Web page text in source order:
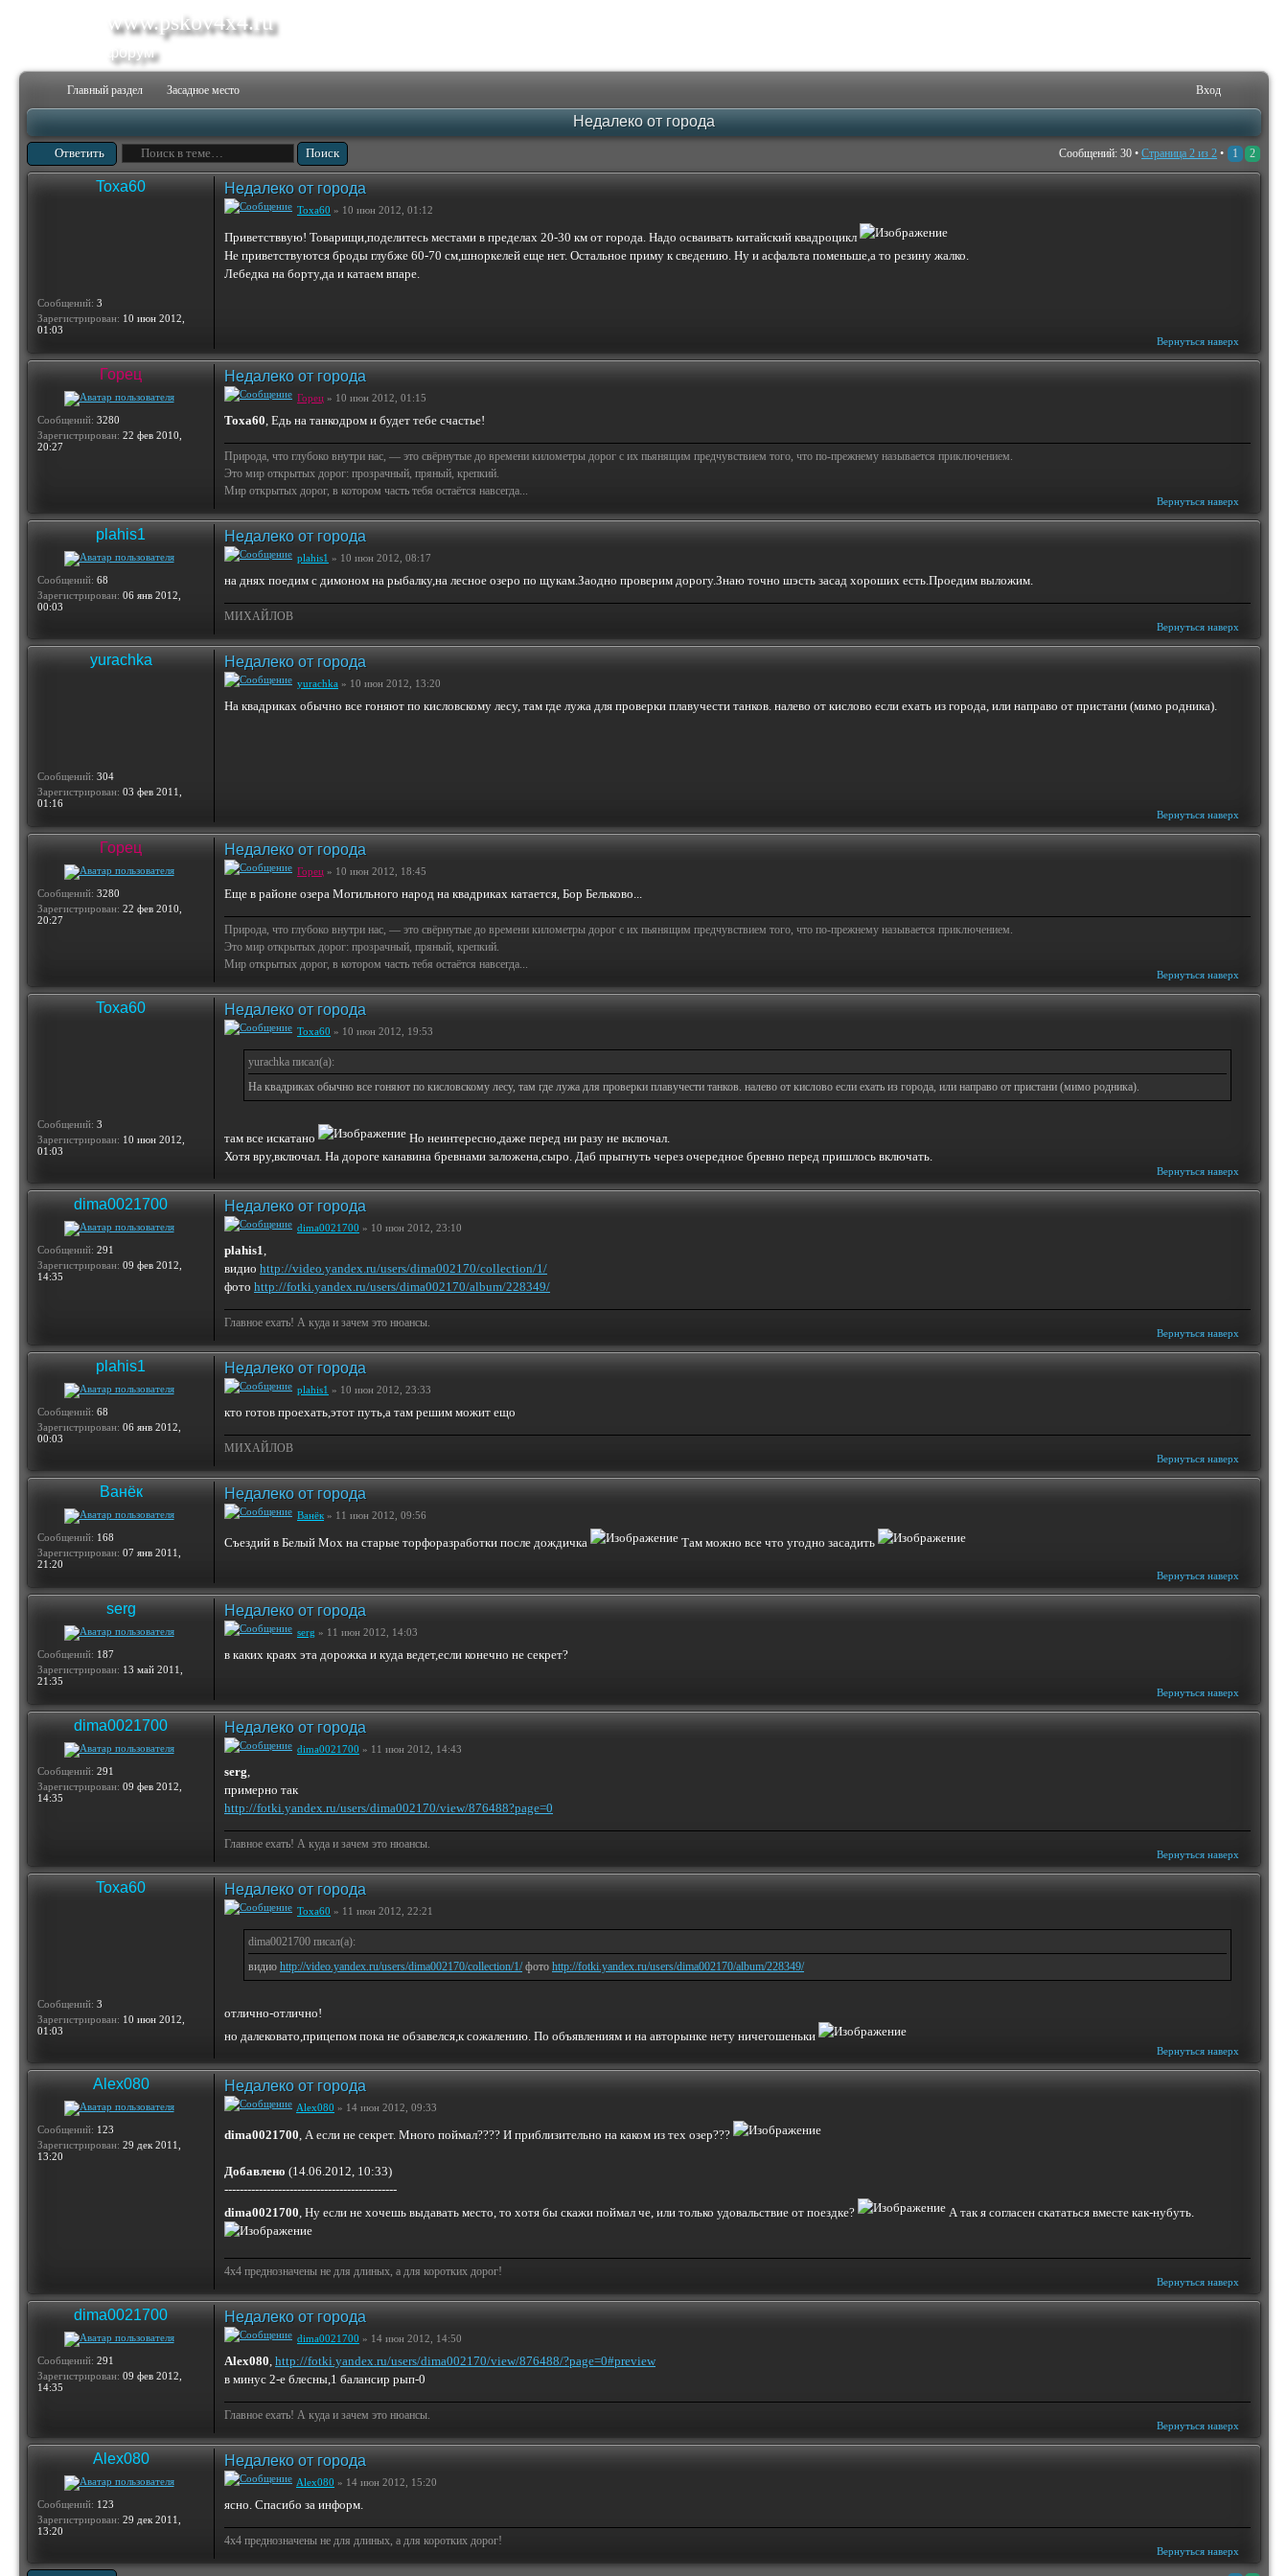
www.pskov4x4.ru
форум
Главный раздел Засадное место Вход
Недалеко от города
Ответить Сообщений: 30 • Страница 2 из 2 • 1 2
Toxa60
Сообщений: 3
Зарегистрирован: 10 июн 2012,
01:03
Недалеко от города
Toxa60 » 10 июн 2012, 01:12
Приветстввую! Товарищи,поделитесь местами в пределах 20-30 км от города. Надо осваивать китайский квадроцикл
Не приветствуются броды глубже 60-70 см,шноркелей еще нет. Остальное приму к сведению. Ну и асфальта поменьше,а то резину жалко.
Лебедка на борту,да и катаем впаре.
Вернуться наверх
Горец
Сообщений: 3280
Зарегистрирован: 22 фев 2010,
20:27
Недалеко от города
Горец » 10 июн 2012, 01:15
Toxa60, Едь на танкодром и будет тебе счастье!
Природа, что глубоко внутри нас, — это свёрнутые до времени километры дорог с их пьянящим предчувствием того, что по-прежнему называется приключением.
Это мир открытых дорог: прозрачный, пряный, крепкий.
Мир открытых дорог, в котором часть тебя остаётся навсегда...
Вернуться наверх
plahis1
Сообщений: 68
Зарегистрирован: 06 янв 2012,
00:03
Недалеко от города
plahis1 » 10 июн 2012, 08:17
на днях поедим с димоном на рыбалку,на лесное озеро по щукам.Заодно проверим дорогу.Знаю точно шэсть засад хороших есть.Проедим выложим.
МИХАЙЛОВ
Вернуться наверх
yurachka
Сообщений: 304
Зарегистрирован: 03 фев 2011,
01:16
Недалеко от города
yurachka » 10 июн 2012, 13:20
На квадриках обычно все гоняют по кисловскому лесу, там где лужа для проверки плавучести танков. налево от кислово если ехать из города, или направо от пристани (мимо родника).
Вернуться наверх
Горец
Сообщений: 3280
Зарегистрирован: 22 фев 2010,
20:27
Недалеко от города
Горец » 10 июн 2012, 18:45
Еще в районе озера Могильного народ на квадриках катается, Бор Бельково...
Природа, что глубоко внутри нас, — это свёрнутые до времени километры дорог с их пьянящим предчувствием того, что по-прежнему называется приключением.
Это мир открытых дорог: прозрачный, пряный, крепкий.
Мир открытых дорог, в котором часть тебя остаётся навсегда...
Вернуться наверх
Toxa60
Сообщений: 3
Зарегистрирован: 10 июн 2012,
01:03
Недалеко от города
Toxa60 » 10 июн 2012, 19:53
yurachka писал(а):
На квадриках обычно все гоняют по кисловскому лесу, там где лужа для проверки плавучести танков. налево от кислово если ехать из города, или направо от пристани (мимо родника).
там все искатано
Но неинтересно,даже перед ни разу не включал.
Хотя вру,включал. На дороге канавина бревнами заложена,сыро. Даб прыгнуть через очередное бревно перед пришлось включать.
Вернуться наверх
dima0021700
Сообщений: 291
Зарегистрирован: 09 фев 2012,
14:35
Недалеко от города
dima0021700 » 10 июн 2012, 23:10
plahis1,
видио http://video.yandex.ru/users/dima002170/collection/1/
фото http://fotki.yandex.ru/users/dima002170/album/228349/
Главное ехать! А куда и зачем это нюансы.
Вернуться наверх
plahis1
Сообщений: 68
Зарегистрирован: 06 янв 2012,
00:03
Недалеко от города
plahis1 » 10 июн 2012, 23:33
кто готов проехать,этот путь,а там решим можит ещо
МИХАЙЛОВ
Вернуться наверх
Ванёк
Сообщений: 168
Зарегистрирован: 07 янв 2011,
21:20
Недалеко от города
Ванёк » 11 июн 2012, 09:56
Съездий в Белый Мох на старые торфоразработки после дождичка Там можно все что угодно засадить
Вернуться наверх
serg
Сообщений: 187
Зарегистрирован: 13 май 2011,
21:35
Недалеко от города
serg » 11 июн 2012, 14:03
в каких краях эта дорожка и куда ведет,если конечно не секрет?
Вернуться наверх
dima0021700
Сообщений: 291
Зарегистрирован: 09 фев 2012,
14:35
Недалеко от города
dima0021700 » 11 июн 2012, 14:43
serg,
примерно так
http://fotki.yandex.ru/users/dima002170/view/876488?page=0
Главное ехать! А куда и зачем это нюансы.
Вернуться наверх
Toxa60
Сообщений: 3
Зарегистрирован: 10 июн 2012,
01:03
Недалеко от города
Toxa60 » 11 июн 2012, 22:21
dima0021700 писал(а):
видио http://video.yandex.ru/users/dima002170/collection/1/фото http://fotki.yandex.ru/users/dima002170/album/228349/
отлично-отлично!
но далековато,прицепом пока не обзавелся,к сожалению. По объявлениям и на авторынке нету ничегошеньки
Вернуться наверх
Alex080
Сообщений: 123
Зарегистрирован: 29 дек 2011,
13:20
Недалеко от города
Alex080 » 14 июн 2012, 09:33
dima0021700, А если не секрет. Много поймал???? И приблизительно на каком из тех озер???
Добавлено (14.06.2012, 10:33)
---------------------------------------------
dima0021700, Ну если не хочешь выдавать место, то хотя бы скажи поймал че, или только удовальствие от поездке? А так я согласен скататься вместе как-нубуть.
4х4 преднозначены не для длиных, а для коротких дорог!
Вернуться наверх
dima0021700
Сообщений: 291
Зарегистрирован: 09 фев 2012,
14:35
Недалеко от города
dima0021700 » 14 июн 2012, 14:50
Alex080, http://fotki.yandex.ru/users/dima002170/view/876488/?page=0#preview
в минус 2-е блесны,1 балансир рып-0
Главное ехать! А куда и зачем это нюансы.
Вернуться наверх
Alex080
Сообщений: 123
Зарегистрирован: 29 дек 2011,
13:20
Недалеко от города
Alex080 » 14 июн 2012, 15:20
ясно. Спасибо за информ.
4х4 преднозначены не для длиных, а для коротких дорог!
Вернуться наверх